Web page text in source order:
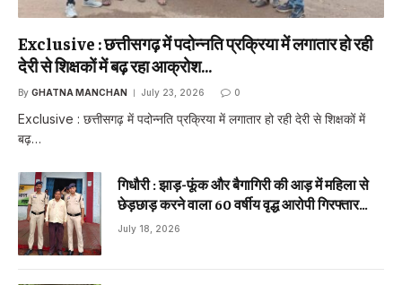
Exclusive : छत्तीसगढ़ में पदोन्नति प्रक्रिया में लगातार हो रही
देरी से शिक्षकों में बढ़ रहा आक्रोश…
By GHATNA MANCHAN July 23, 2026 0
Exclusive : छत्तीसगढ़ में पदोन्नति प्रक्रिया में लगातार हो रही देरी से शिक्षकों में
बढ़…
गिधौरी : झाड़-फूंक और बैगागिरी की आड़ में महिला से
छेड़छाड़ करने वाला 60 वर्षीय वृद्ध आरोपी गिरफ्तार…
July 18, 2026